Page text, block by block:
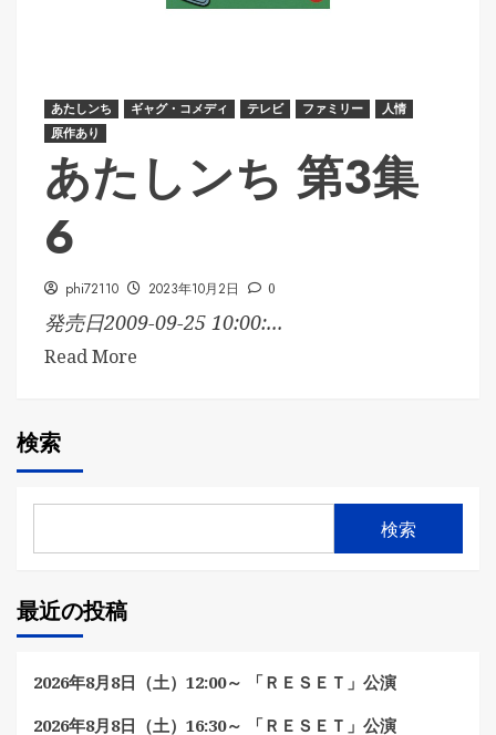
あたしンち ギャグ・コメディ テレビ ファミリー
人情
原作あり
あたしンち 第3集
6
phi72110 2023年10月2日 0
発売日2009-09-25 10:00:...
Read More
検索
検索
最近の投稿
2026年8月8日（土）12:00～ 「ＲＥＳＥＴ」公演
2026年8月8日（土）16:30～ 「ＲＥＳＥＴ」公演